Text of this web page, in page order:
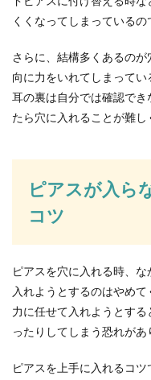
金
と
寝
ル
大
るの
くくなってしまっているの
さらに、結構多くあるの
向に力をいれてしまってい
耳の裏は自分では確認で
たら穴に入れることが難し
ピアスが入ら
コツ
ピアスを穴に入れる時、
入れようとするのはやめて
力に任せて入れようとす
ったりしてしまう恐れがあ
ピアスを上手に入れるコ